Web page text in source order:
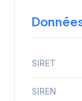
SIRET
SIREN